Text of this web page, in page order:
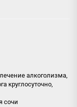
алкоголизма,
круглосуточно,
сочи